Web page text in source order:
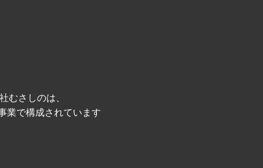
むさしのは、
業で構成されています